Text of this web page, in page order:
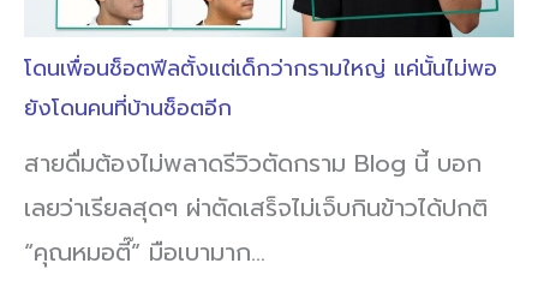
โดนเพื่อนช็อตฟีลตั้งแต่เด็กว่ากรามใหญ่ แค่นั้นไม่พอ
ยังโดนคนที่บ้านช็อตอีก
สายดื่มต้องไม่พลาดรีวิวตัดกราม Blog นี้ บอก
เลยว่าเรียลสุดๆ ผ่าตัดเสร็จไม่เจ็บกินข้าวได้ปกติ
“คุณหมอตี๊” มือเบามาก…